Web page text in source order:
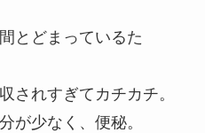
とどまっているた
すぎてカチカチ。
なく、便秘。